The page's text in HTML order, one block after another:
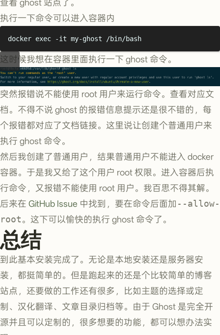
查看 ghost 站点了。
执行一下命令可以进入容器内
docker exec -it my-ghost /bin/bash
这时候我想在容器里面执行一下 ghost 命令。
突然报错说不能使用 root 用户来运行命令。查看对应文
档。不得不说 ghost 的报错信息提示还是很不错的，每
个报错都对应了文档链接。这里说让创建个普通用户来
执行 ghost 命令。
然后我创建了普通用户，结果普通用户不能进入 docker
容器。于是我又给了这个用户 root 权限。进入容器后执
行命令，又报错不能使用 root 用户。我百思不得其解。
后来在 GitHub Issue 中找到，要在命令后面加 --allow-
root。这下可以愉快的执行 ghost 命令了。
总结
到此基本安装完成了。无论是本地安装还是服务器安
装，都挺简单的。但是跑起来的还是个比较简单的博客
站点，还要做的工作还有很多，比如主题的选择或定
制、汉化翻译、文章目录归档等。由于 Ghost 是完全开
源并且可以定制的，很多想要的功能，都可以想办法实